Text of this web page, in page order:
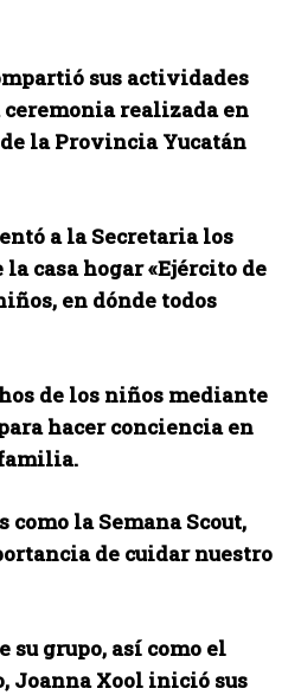
sus actividades
realizada en
la Provincia Yucatán
a la Secretaria los
casa hogar «Ejército de
en dónde todos
de los niños mediante
hacer conciencia en
la Semana Scout,
de cuidar nuestro
grupo, así como el
Joanna Xool inició sus